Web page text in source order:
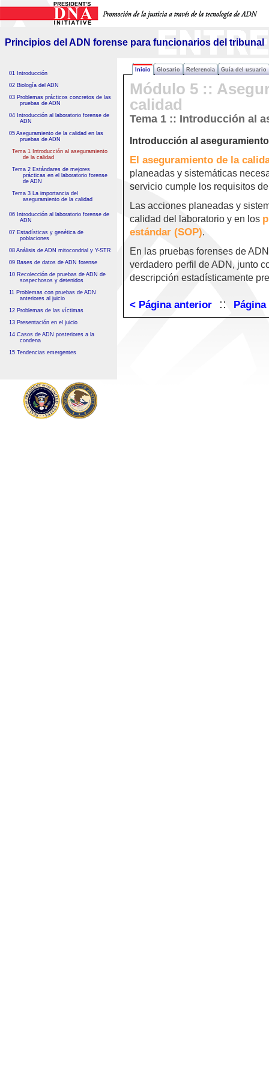
para funcionarios del tribunal
Principios del ADN forense para funcionarios del tribunal
Inicio Glosario Referencia Guía del usuario
01 Introducción
02 Biología del ADN
03 Problemas prácticos concretos de las
pruebas de ADN
04 Introducción al laboratorio forense de
ADN
05 Aseguramiento de la calidad en las
pruebas de ADN
Tema 1 Introducción al aseguramiento
de la calidad
Tema 2 Estándares de mejores
prácticas en el laboratorio forense
de ADN
Tema 3 La importancia del
aseguramiento de la calidad
06 Introducción al laboratorio forense de
ADN
07 Estadísticas y genética de
poblaciones
08 Análisis de ADN mitocondrial y Y-STR
09 Bases de datos de ADN forense
10 Recolección de pruebas de ADN de
sospechosos y detenidos
11 Problemas con pruebas de ADN
anteriores al juicio
12 Problemas de las víctimas
13 Presentación en el juicio
14 Casos de ADN posteriores a la
condena
15 Tendencias emergentes
Módulo 5 ::
calidad
Tema 1 :: Introducción al
Introducción al
El aseguramiento de la
planeadas y sistemáticas
servicio cumple los requisitos
Las acciones planeadas y
calidad del laboratorio y en los
estándar (SOP).
En las pruebas forenses de
verdadero perfil de ADN, junto
descripción estadísticamente
< Página anterior ::